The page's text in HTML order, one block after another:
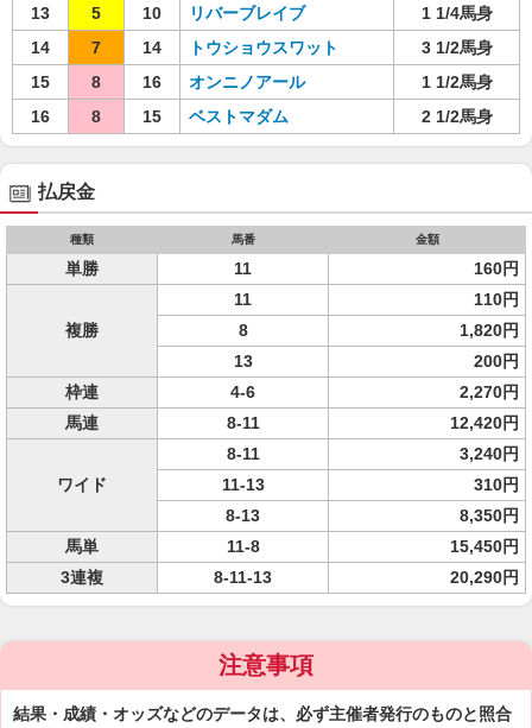
13
5 10 リバーブレイブ
1 1/4馬身
14
7 14 トウショウスワット
3 1/2馬身
15
8 16 オンニノアール
1 1/2馬身
16
8 15 ベストマダム 2 1/2馬身
払戻金
種類 馬番 金額
単勝 11 160円
複勝
11
110円
8
1,820円
13
200円
枠連
4-6
2,270円
馬連
8-11 12,420円
ワイド
8-11
3,240円
11-13
310円
8-13
8,350円
馬単
11-8
15,450円
3連複
8-11-13 20,290円
注意事項
結果・成績・オッズなどのデータは、必ず主催者発行のものと照合